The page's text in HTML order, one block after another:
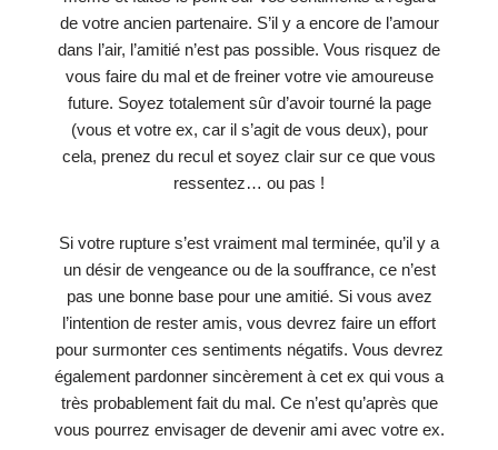
de votre ancien partenaire. S’il y a encore de l’amour
dans l’air, l’amitié n’est pas possible. Vous risquez de
vous faire du mal et de freiner votre vie amoureuse
future. Soyez totalement sûr d’avoir tourné la page
(vous et votre ex, car il s’agit de vous deux), pour
cela, prenez du recul et soyez clair sur ce que vous
ressentez… ou pas !
Si votre rupture s’est vraiment mal terminée, qu’il y a
un désir de vengeance ou de la souffrance, ce n’est
pas une bonne base pour une amitié. Si vous avez
l’intention de rester amis, vous devrez faire un effort
pour surmonter ces sentiments négatifs. Vous devrez
également pardonner sincèrement à cet ex qui vous a
très probablement fait du mal. Ce n’est qu’après que
vous pourrez envisager de devenir ami avec votre ex.